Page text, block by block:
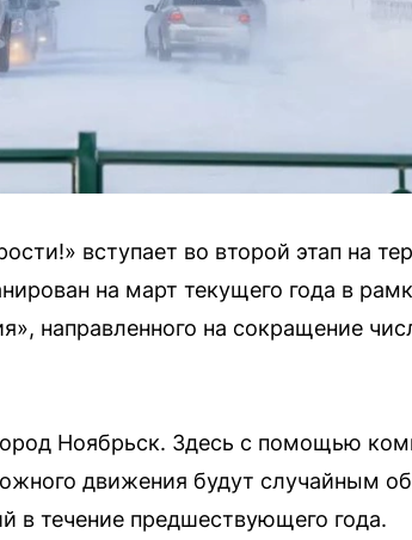
вступает во второй этап на
на март текущего года в
направленного на сокращение
Ноябрьск. Здесь с помощью
движения будут случайным
в течение предшествующего года.